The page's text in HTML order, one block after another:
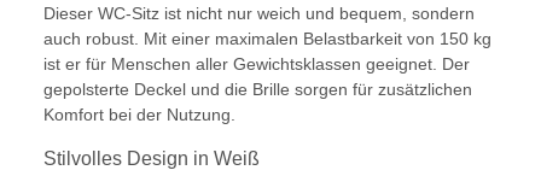
Dieser WC-Sitz ist nicht nur weich und bequem, sondern
auch robust. Mit einer maximalen Belastbarkeit von 150 kg
ist er für Menschen aller Gewichtsklassen geeignet. Der
gepolsterte Deckel und die Brille sorgen für zusätzlichen
Komfort bei der Nutzung.
Stilvolles Design in Weiß